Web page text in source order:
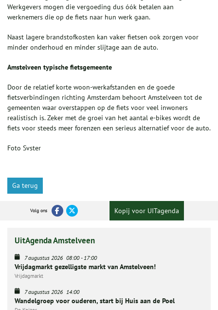
Werkgevers mogen die vergoeding dus óók betalen aan
werknemers die op de fiets naar hun werk gaan.
Naast lagere brandstofkosten kan vaker fietsen ook zorgen voor
minder onderhoud en minder slijtage aan de auto.
Amstelveen typische fietsgemeente
Door de relatief korte woon-werkafstanden en de goede
fietsverbindingen richting Amsterdam behoort Amstelveen tot de
gemeenten waar overstappen op de fiets voor veel inwoners
realistisch is. Zeker met de groei van het aantal e-bikes wordt de
fiets voor steeds meer forenzen een serieus alternatief voor de auto.
Foto Svster
Ga terug
Volg ons Kopij voor UITagenda
UitAgenda Amstelveen
7 augustus 2026 08:00-17:00
Vrijdagmarkt gezelligste markt van Amstelveen!
Vrijdagmarkt
7 augustus 2026 14:00
Wandelgroep voor ouderen, start bij Huis aan de Poel